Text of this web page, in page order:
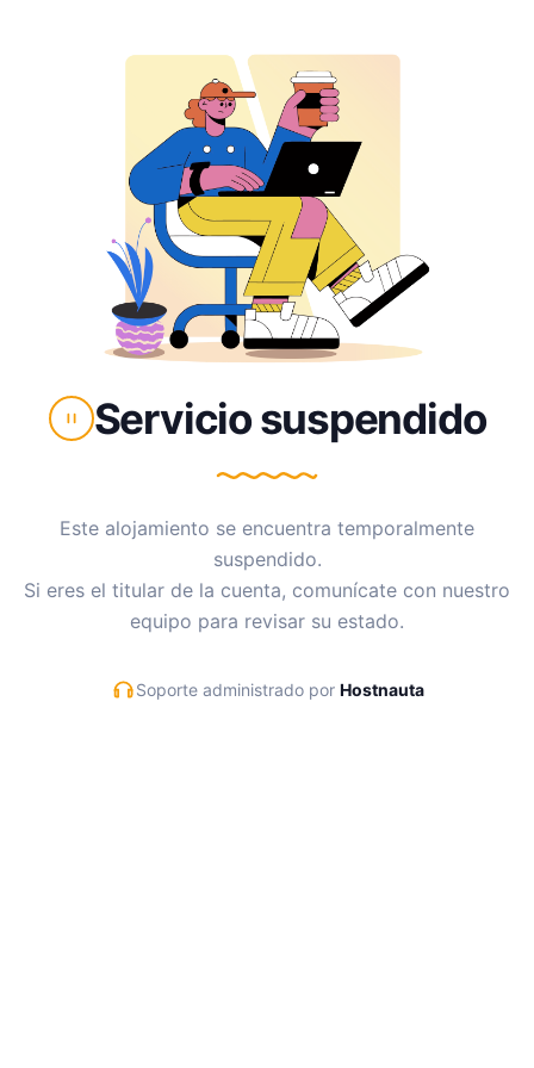
Servicio suspendido
Este alojamiento se encuentra temporalmente
suspendido.
Si eres el titular de la cuenta, comunícate con nuestro
equipo para revisar su estado.
Soporte administrado por Hostnauta